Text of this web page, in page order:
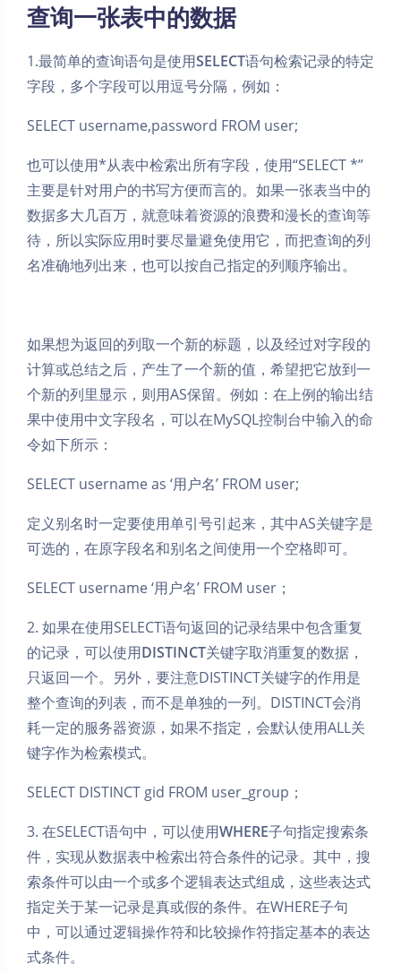
查询一张表中的数据
1.最简单的查询语句是使用SELECT语句检索记录的特定
字段，多个字段可以用逗号分隔，例如：
SELECT username,password FROM user;
也可以使用*从表中检索出所有字段，使用“SELECT *”
主要是针对用户的书写方便而言的。如果一张表当中的
数据多大几百万，就意味着资源的浪费和漫长的查询等
待，所以实际应用时要尽量避免使用它，而把查询的列
名准确地列出来，也可以按自己指定的列顺序输出。
如果想为返回的列取一个新的标题，以及经过对字段的
计算或总结之后，产生了一个新的值，希望把它放到一
个新的列里显示，则用AS保留。例如：在上例的输出结
果中使用中文字段名，可以在MySQL控制台中输入的命
令如下所示：
SELECT username as ‘用户名’ FROM user;
定义别名时一定要使用单引号引起来，其中AS关键字是
可选的，在原字段名和别名之间使用一个空格即可。
SELECT username ‘用户名’ FROM user；
2. 如果在使用SELECT语句返回的记录结果中包含重复
的记录，可以使用DISTINCT关键字取消重复的数据，
只返回一个。另外，要注意DISTINCT关键字的作用是
整个查询的列表，而不是单独的一列。DISTINCT会消
耗一定的服务器资源，如果不指定，会默认使用ALL关
键字作为检索模式。
SELECT DISTINCT gid FROM user_group；
3. 在SELECT语句中，可以使用WHERE子句指定搜索条
件，实现从数据表中检索出符合条件的记录。其中，搜
索条件可以由一个或多个逻辑表达式组成，这些表达式
指定关于某一记录是真或假的条件。在WHERE子句
中，可以通过逻辑操作符和比较操作符指定基本的表达
式条件。